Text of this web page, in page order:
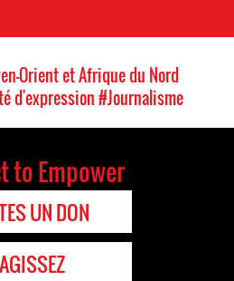
Orient et Afrique du Nord
d'expression#Journalisme
to Empower
UN DON
AGISSEZ